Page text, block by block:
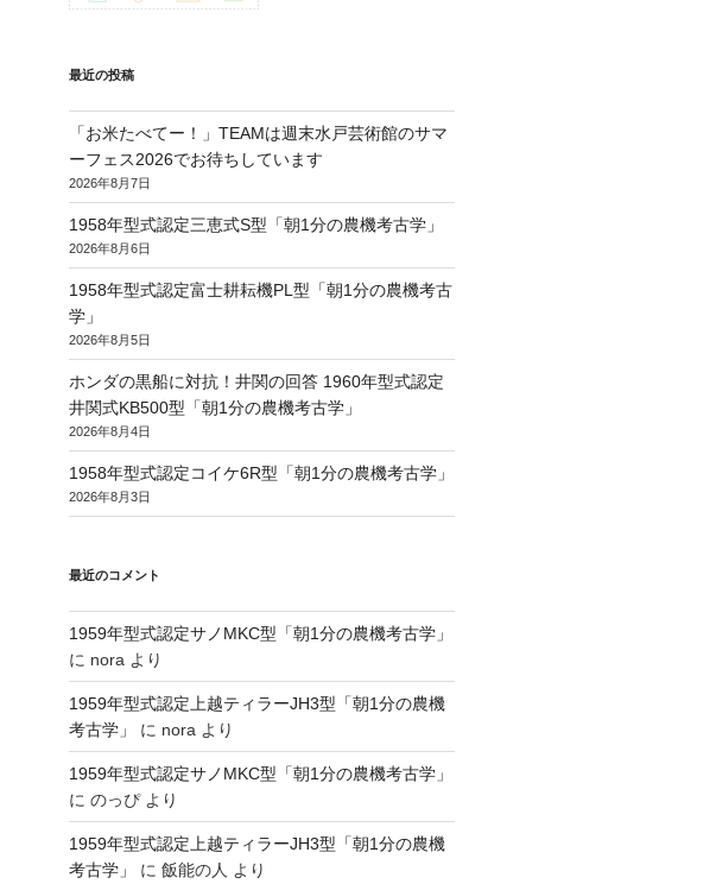
最近の投稿
「お米たべてー！」TEAMは週末水戸芸術館のサマ
ーフェス2026でお待ちしています
2026年8月7日
1958年型式認定三恵式S型「朝1分の農機考古学」
2026年8月6日
1958年型式認定富士耕耘機PL型「朝1分の農機考古
学」
2026年8月5日
ホンダの黒船に対抗！井関の回答 1960年型式認定
井関式KB500型「朝1分の農機考古学」
2026年8月4日
1958年型式認定コイケ6R型「朝1分の農機考古学」
2026年8月3日
最近のコメント
1959年型式認定サノMKC型「朝1分の農機考古学」
に nora より
1959年型式認定上越ティラーJH3型「朝1分の農機
考古学」
に nora より
1959年型式認定サノMKC型「朝1分の農機考古学」
に のっぴより
1959年型式認定上越ティラーJH3型「朝1分の農機
考古学」
に 飯能の人 より